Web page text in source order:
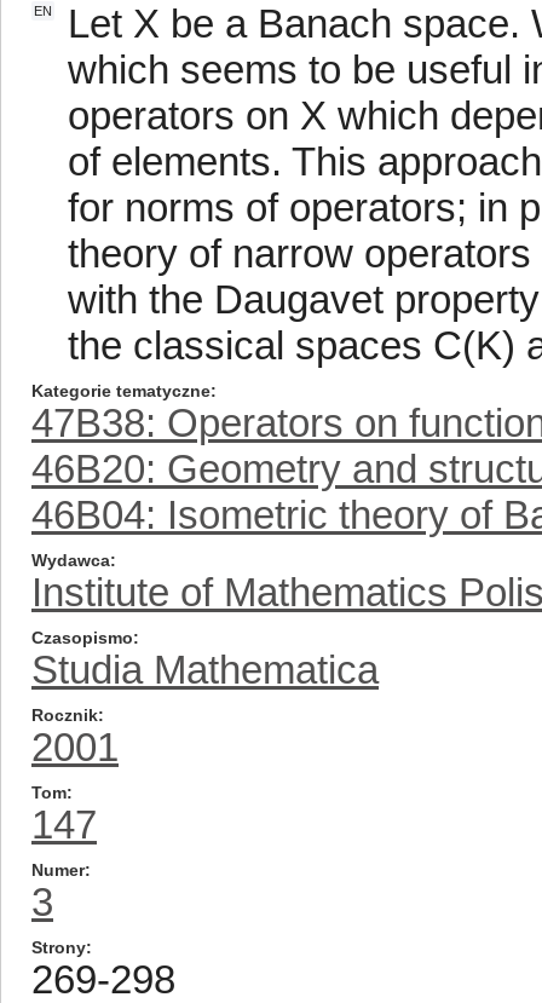
EN
Let X be a Banach space.
which seems to be useful
operators on X which
of elements. This
for norms of operators; in
theory of narrow
with the Daugavet
the classical spaces C(K)
Kategorie tematyczne
47B38: Operators on
46B20: Geometry and
46B04: Isometric theory of
Wydawca
Institute of Mathematics
Czasopismo
Studia Mathematica
Rocznik
2001
Tom
147
Numer
3
Strony
269-298